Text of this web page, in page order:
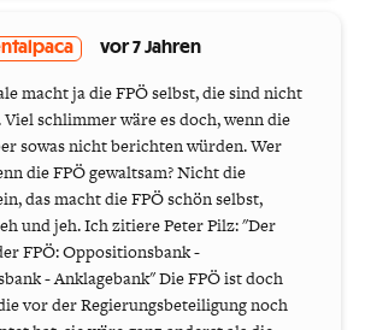
vor 7 Jahren
macht ja die FPÖ selbst, die sind nicht
schlimmer wäre es doch, wenn die
sowas nicht berichten würden. Wer
die FPÖ gewaltsam? Nicht die
das macht die FPÖ schön selbst,
und jeh. Ich zitiere Peter Pilz: "Der
FPÖ: Oppositionsbank -
- Anklagebank" Die FPÖ ist doch
vor der Regierungsbeteiligung noch